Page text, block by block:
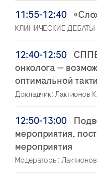
11:55-12:40
КЛИНИЧЕСКИЕ ДЕБАТЫ
12:40-12:50
онколога —
оптимальной
Докладчик: Лактионов
12:50-13:00
мероприятия,
мероприятия
Модераторы: